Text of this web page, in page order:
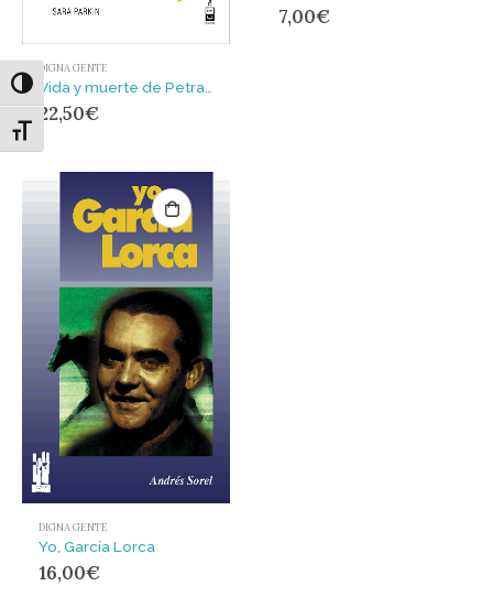
Alternar alto contraste
Alternar tamaño de letra
DIGNA GENTE
22,50€
7,00€
DIGNA GENTE
Yo, García Lorca
16,00€